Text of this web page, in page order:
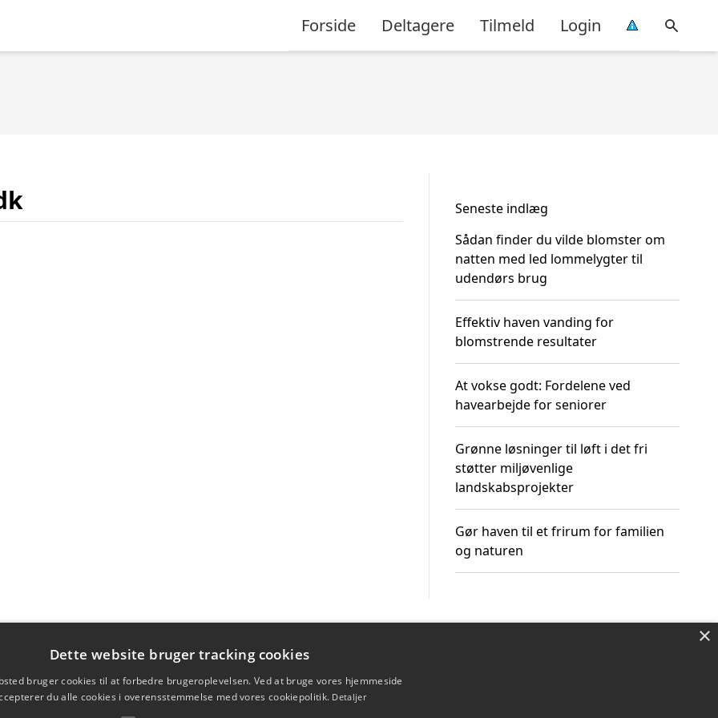
Forside Deltagere Tilmeld Login
Seneste indlæg
Sådan finder du vilde blomster om
natten med led lommelygter til
udendørs brug
Effektiv haven vanding for
blomstrende resultater
At vokse godt: Fordelene ved
havearbejde for seniorer
Grønne løsninger til løft i det fri
støtter miljøvenlige
landskabsprojekter
Gør haven til et frirum for familien
og naturen
×
Dette website bruger tracking cookies
bruger cookies til at forbedre brugeroplevelsen. Ved at bruge vores hjemmeside
du alle cookies i overensstemmelse med vores cookiepolitik. Detaljer